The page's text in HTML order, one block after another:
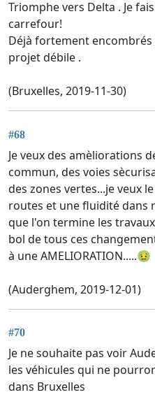
Triomphe vers Delta . Je
carrefour!
Déjà fortement
projet débile .
(Bruxelles, 2019-11-30)
#68
Je veux des amèliorations
commun, des voies
des zones vertes...je veux
routes et une fluidité dans
que l'on termine les
bol de tous ces
à une AMELIORATION.....🤢
(Auderghem, 2019-12-01)
#70
Je ne souhaite pas voir
les véhicules qui ne
dans Bruxelles